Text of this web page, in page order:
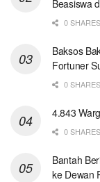
Beasiswa
0 SHARES
Baksos
Fortuner
0 SHARES
4.843
0 SHARES
Bantah
ke Dewan